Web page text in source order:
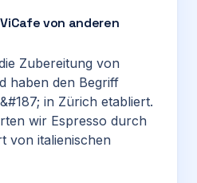
von anderen
Zubereitung von
haben den Begriff
in Zürich etabliert.
wir Espresso durch
von italienischen